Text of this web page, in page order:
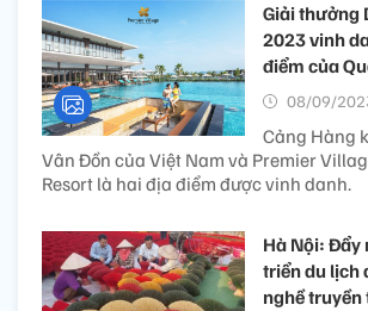
Giải thưởng
2023 vinh
điểm của
08/09/
Cảng Hàng
Vân Đồn của Việt Nam và Premier
Resort là hai địa điểm được vinh danh.
Hà Nội: Đẩy
triển du lịch
nghề truyền